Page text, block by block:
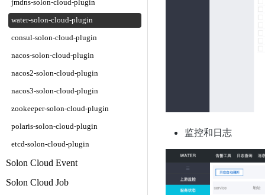
jmdns-solon-cloud-plugin
water-solon-cloud-plugin
consul-solon-cloud-plugin
nacos-solon-cloud-plugin
nacos2-solon-cloud-plugin
nacos3-solon-cloud-plugin
zookeeper-solon-cloud-plugin
polaris-solon-cloud-plugin
etcd-solon-cloud-plugin
Solon Cloud Event
Solon Cloud Job
监控和日志